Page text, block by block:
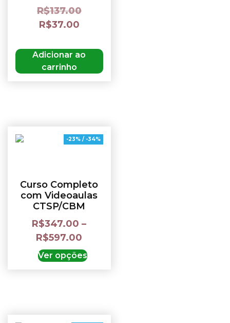
R$137.00
R$37.00
Adicionar ao
carrinho
-23% / -34%
Curso Completo
com Videoaulas
CTSP/CBM
R$347.00 –
R$597.00
Ver opções